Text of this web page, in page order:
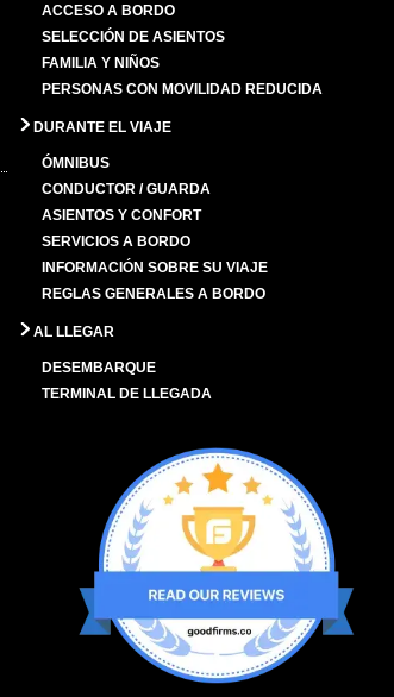
ACCESO A BORDO
SELECCIÓN DE ASIENTOS
FAMILIA Y NIÑOS
PERSONAS CON MOVILIDAD REDUCIDA
DURANTE EL VIAJE
ÓMNIBUS
CONDUCTOR / GUARDA
ASIENTOS Y CONFORT
SERVICIOS A BORDO
INFORMACIÓN SOBRE SU VIAJE
REGLAS GENERALES A BORDO
AL LLEGAR
DESEMBARQUE
TERMINAL DE LLEGADA